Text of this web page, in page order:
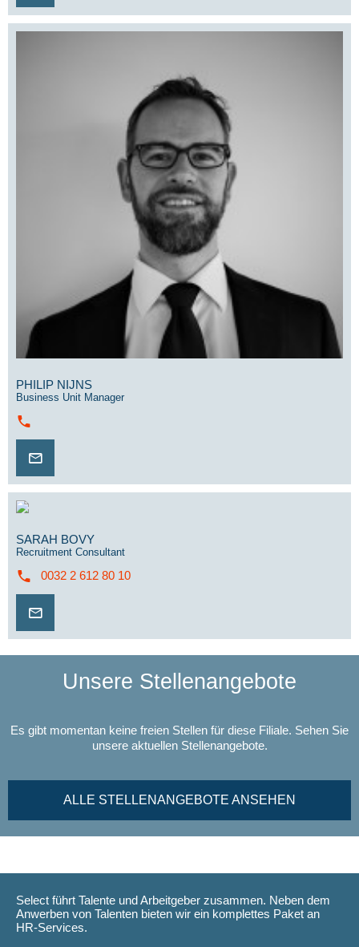
PHILIP NIJNS
Business Unit Manager
SARAH BOVY
Recruitment Consultant
0032 2 612 80 10
Unsere Stellenangebote
Es gibt momentan keine freien Stellen für diese Filiale. Sehen Sie
unsere aktuellen Stellenangebote.
ALLE STELLENANGEBOTE ANSEHEN
Select führt Talente und Arbeitgeber zusammen. Neben dem
Anwerben von Talenten bieten wir ein komplettes Paket an
HR-Services.